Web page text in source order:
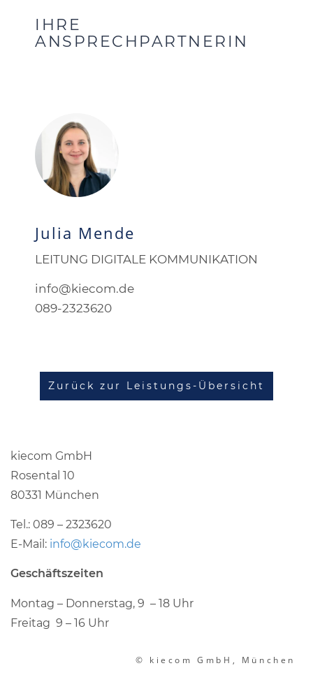
IHRE
ANSPRECHPARTNERIN
Julia Mende
LEITUNG DIGITALE KOMMUNIKATION
info@kiecom.de
089-2323620
Zurück zur Leistungs-Übersicht
kiecom GmbH
Rosental 10
80331 München
Tel.: 089 – 2323620
E-Mail: info@kiecom.de
Geschäftszeiten
Montag – Donnerstag, 9 – 18 Uhr
Freitag 9 – 16 Uhr
© kiecom GmbH, München